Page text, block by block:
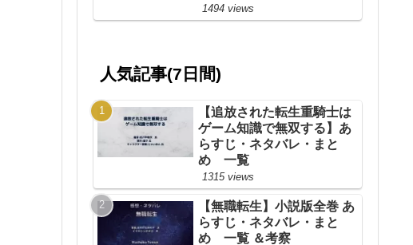
1494 views
人気記事(7日間)
【追放された転生重騎士は
ゲーム知識で無双する】あ
らすじ・ネタバレ・まと
め 一覧
1315 views
【無職転生】小説版全巻 あ
らすじ・ネタバレ・まと
め 一覧 ＆考察